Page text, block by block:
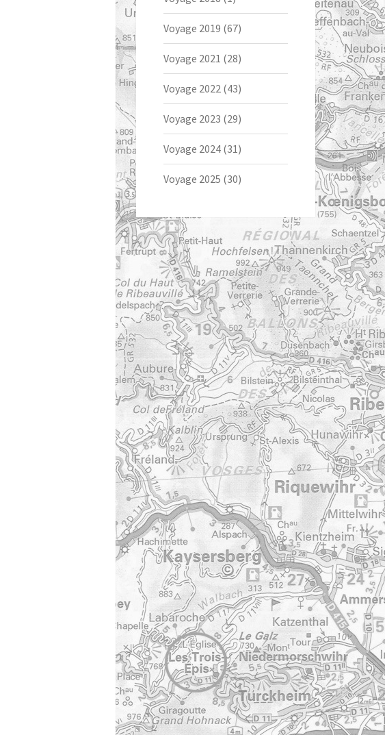
Voyage 2019 (67)
Voyage 2021 (28)
Voyage 2022(43)
Voyage 2023 (29)
Voyage 2024(31)
Voyage 2025 (30)